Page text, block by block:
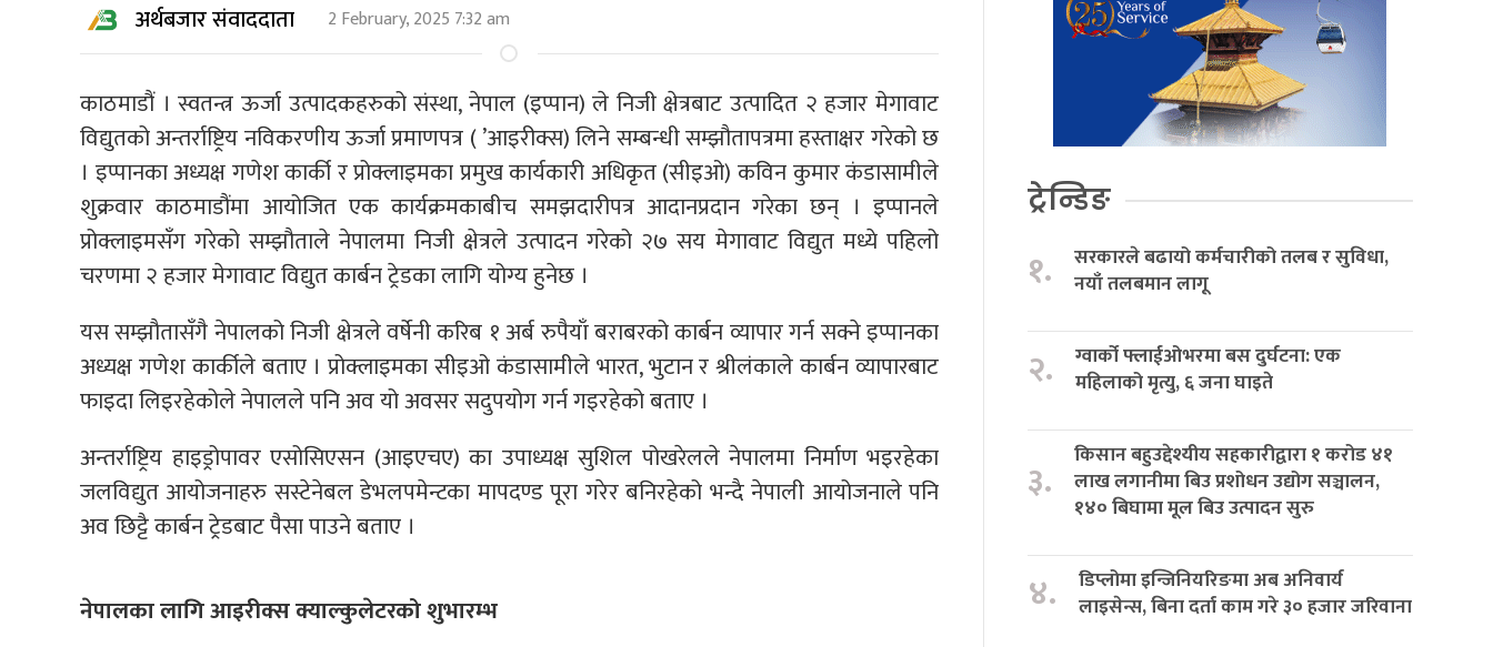
अर्थबजार संवाददाता 2 February, 2025 7:32 am
काठमाडौं । स्वतन्त्र ऊर्जा उत्पादकहरुको संस्था, नेपाल (इप्पान) ले निजी क्षेत्रबाट उत्पादित २ हजार मेगावाट
विद्युतको अन्तर्राष्ट्रिय नविकरणीय ऊर्जा प्रमाणपत्र ( ’आइरीक्स) लिने सम्बन्धी सम्झौतापत्रमा हस्ताक्षर गरेको छ
। इप्पानका अध्यक्ष गणेश कार्की र प्रोक्लाइमका प्रमुख कार्यकारी अधिकृत (सीइओ) कविन कुमार कंडासामीले
शुक्रवार काठमाडौंमा आयोजित एक कार्यक्रमकाबीच समझदारीपत्र आदानप्रदान गरेका छन् । इप्पानले
प्रोक्लाइमसँग गरेको सम्झौताले नेपालमा निजी क्षेत्रले उत्पादन गरेको २७ सय मेगावाट विद्युत मध्ये पहिलो
चरणमा २ हजार मेगावाट विद्युत कार्बन ट्रेडका लागि योग्य हुनेछ ।
यस सम्झौतासँगै नेपालको निजी क्षेत्रले वर्षेनी करिब १ अर्ब रुपैयाँ बराबरको कार्बन व्यापार गर्न सक्ने इप्पानका
अध्यक्ष गणेश कार्कीले बताए । प्रोक्लाइमका सीइओ कंडासामीले भारत, भुटान र श्रीलंकाले कार्बन व्यापारबाट
फाइदा लिइरहेकोले नेपालले पनि अव यो अवसर सदुपयोग गर्न गइरहेको बताए ।
अन्तर्राष्ट्रिय हाइड्रोपावर एसोसिएसन (आइएचए) का उपाध्यक्ष सुशिल पोखरेलले नेपालमा निर्माण भइरहेका
जलविद्युत आयोजनाहरु सस्टेनेबल डेभलपमेन्टका मापदण्ड पूरा गरेर बनिरहेको भन्दै नेपाली आयोजनाले पनि
अव छिट्टै कार्बन ट्रेडबाट पैसा पाउने बताए ।
नेपालका लागि आइरीक्स क्याल्कुलेटरको शुभारम्भ
ट्रेन्डिङ
१.
सरकारले बढायो कर्मचारीको तलब र सुविधा,
नयाँ तलबमान लागू
२.
ग्वार्को फ्लाईओभरमा बस दुर्घटना: एक
महिलाको मृत्यु, ६ जना घाइते
३.
किसान बहुउद्देश्यीय सहकारीद्वारा १ करोड ४१
लाख लगानीमा बिउ प्रशोधन उद्योग सञ्चालन,
१४० बिघामा मूल बिउ उत्पादन सुरु
४.
डिप्लोमा इन्जिनियरिङमा अब अनिवार्य
लाइसेन्स, बिना दर्ता काम गरे ३० हजार जरिवाना